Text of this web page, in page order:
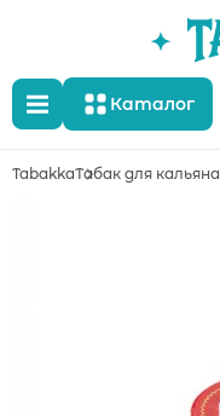
Каталог
TabakkaТабак для кальяна